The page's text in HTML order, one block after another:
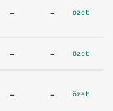
- - özet
- - özet
- - özet